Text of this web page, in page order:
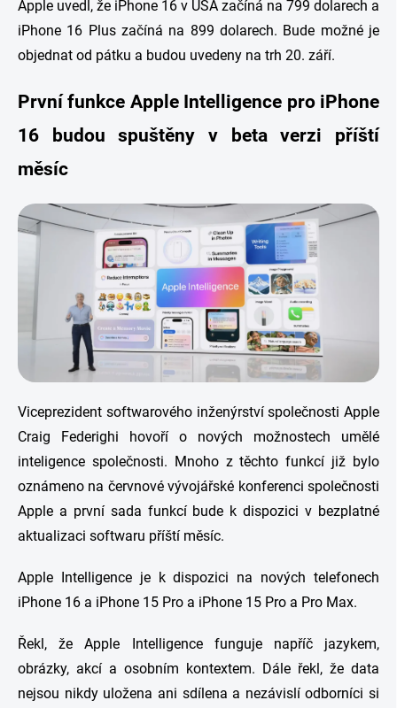
Apple uvedl, že iPhone 16 v USA začíná na 799 dolarech a
iPhone 16 Plus začíná na 899 dolarech. Bude možné je
objednat od pátku a budou uvedeny na trh 20. září.
První funkce Apple Intelligence pro iPhone
16 budou spuštěny v beta verzi příští
měsíc
Viceprezident softwarového inženýrství společnosti Apple
Craig Federighi hovoří o nových možnostech umělé
inteligence společnosti. Mnoho z těchto funkcí již bylo
oznámeno na červnové vývojářské konferenci společnosti
Apple a první sada funkcí bude k dispozici v bezplatné
aktualizaci softwaru příští měsíc.
Apple Intelligence je k dispozici na nových telefonech
iPhone 16 a iPhone 15 Pro a iPhone 15 Pro a Pro Max.
Řekl, že Apple Intelligence funguje napříč jazykem,
obrázky, akcí a osobním kontextem. Dále řekl, že data
nejsou nikdy uložena ani sdílena a nezávislí odborníci si